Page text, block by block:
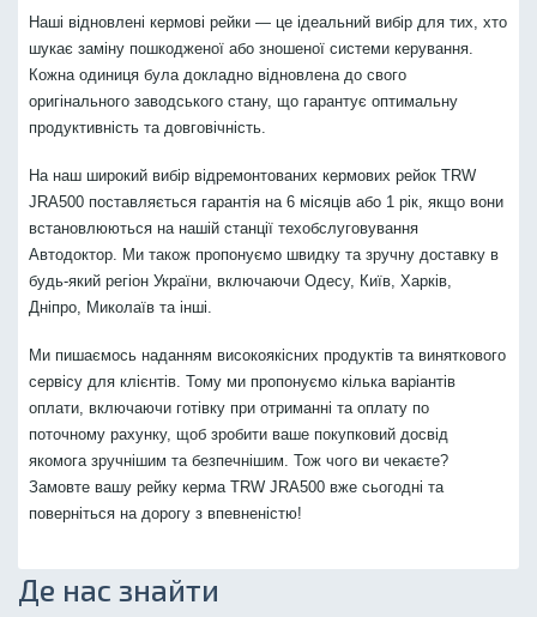
Наші відновлені кермові рейки — це ідеальний вибір для тих, хто
шукає заміну пошкодженої або зношеної системи керування.
Кожна одиниця була докладно відновлена до свого
оригінального заводського стану, що гарантує оптимальну
продуктивність та довговічність.
На наш широкий вибір відремонтованих кермових рейок TRW
JRA500 поставляється гарантія на 6 місяців або 1 рік, якщо вони
встановлюються на нашій станції техобслуговування
Автодоктор. Ми також пропонуємо швидку та зручну доставку в
будь-який регіон України, включаючи Одесу, Київ, Харків,
Дніпро, Миколаїв та інші.
Ми пишаємось наданням високоякісних продуктів та виняткового
сервісу для клієнтів. Тому ми пропонуємо кілька варіантів
оплати, включаючи готівку при отриманні та оплату по
поточному рахунку, щоб зробити ваше покупковий досвід
якомога зручнішим та безпечнішим. Тож чого ви чекаєте?
Замовте вашу рейку керма TRW JRA500 вже сьогодні та
поверніться на дорогу з впевненістю!
Де нас знайти